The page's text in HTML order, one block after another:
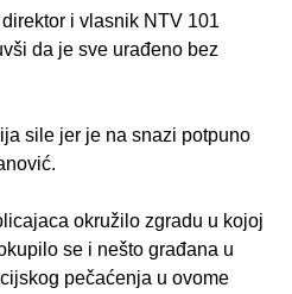
i vlasnik NTV 101
da je sve urađeno bez
sile jer je na snazi potpuno
okružilo zgradu u kojoj
se i nešto građana u
pečaćenja u ovome